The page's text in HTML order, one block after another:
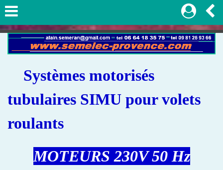
Systèmes motorisés
tubulaires SIMU pour volets
roulants
MOTEURS 230V 50 Hz